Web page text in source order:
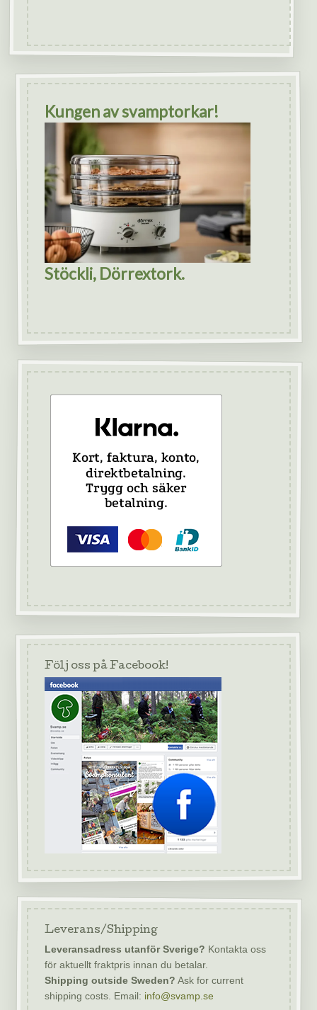
Kungen av svamptorkar!
Stöckli, Dörrextork.
Följ oss på Facebook!
Leverans/Shipping
Leveransadress utanför Sverige? Kontakta oss
för aktuellt fraktpris innan du betalar.
Shipping outside Sweden? Ask for current
shipping costs. Email: info@svamp.se